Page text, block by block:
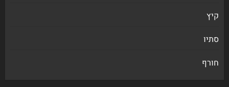
קיץ
סתיו
חורף